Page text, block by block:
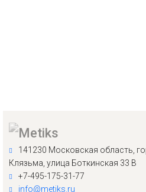
141230 Московская область,
Клязьма, улица Боткинская 33 В
+7-495-175-31-77
info@metiks.ru